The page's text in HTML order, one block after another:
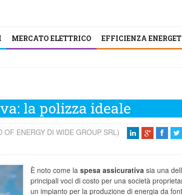
MERCATO ELETTRICO EFFICIENZA
la polizza ideale
OF ENERGY DI WIDE GROUP SRL)
È noto come laspesa assicurativa sia una
principali voci di costo per una società
un impianto per la produzione di energia da